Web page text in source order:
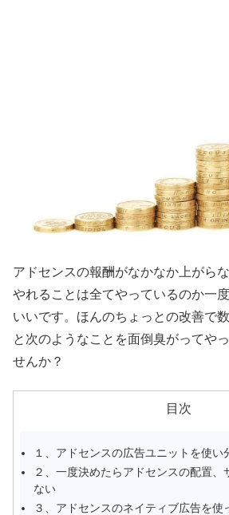
アドセンスの報酬がなかなか上がら
やれることは全てやっているのか一
いいです。ほんのちょっとの改善で
と次のようなことを面倒臭がってや
せんか？
目次
１、アドセンスの広告ユニットを使い
２、一度決めたらアドセンスの配置、
ない
３、アドセンスのネイティブ広告を使